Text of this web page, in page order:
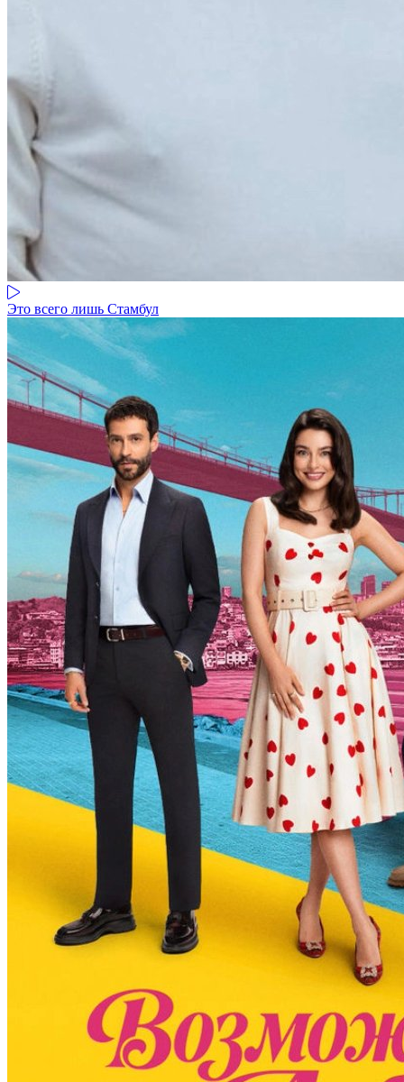
Это всего лишь Стамбул